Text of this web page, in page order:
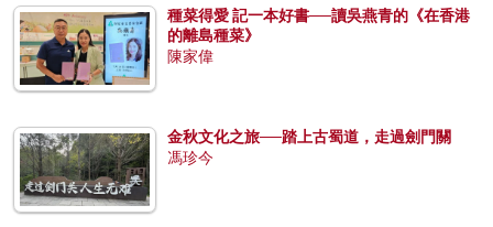
種菜得愛 記一本好書──讀吳燕青的《在香港
的離島種菜》
陳家偉
金秋文化之旅──踏上古蜀道，走過劍門關
馮珍今